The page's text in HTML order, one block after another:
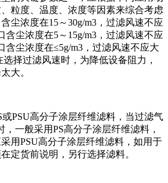
粒度、温度、浓度等因素来综合考虑
尘浓度在15～30g/m3，过滤风速不应
含尘浓度在5～15g/m3，过滤风速不应
含尘浓度在≤5g/m3，过滤风速不应大
选择过滤风速时，为降低设备阻力，
大。
PSU高分子涂层纤维滤料，当过滤气
一般采用PS高分子涂层纤维滤料，
用PSU高分子涂层纤维滤料，如用于
定货前说明，另行选择滤料。